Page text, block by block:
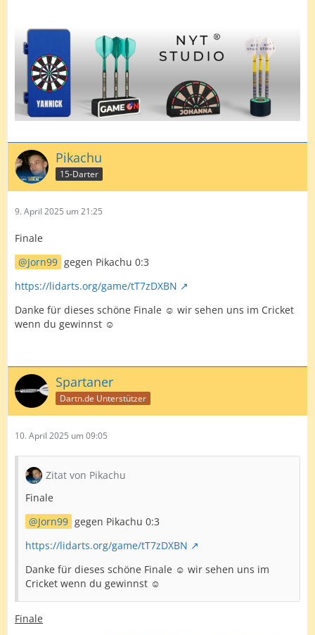
Pikachu
15-Darter
9. April 2025 um 21:25
Finale
Jorn99 gegen Pikachu 0:3
https://lidarts.org/game/tT7zDXBN
Danke für dieses schöne Finale ☺️ wir sehen uns im Cricket
wenn du gewinnst ☺️
Spartaner
Dartn.de Unterstützer
10. April 2025 um 09:05
Zitat von Pikachu
Finale
Jorn99 gegen Pikachu 0:3
https://lidarts.org/game/tT7zDXBN
Danke für dieses schöne Finale ☺️ wir sehen uns im
Cricket wenn du gewinnst ☺️
Finale